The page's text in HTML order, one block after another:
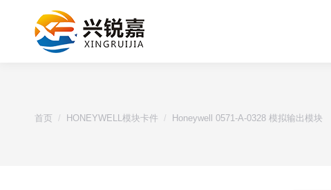
首页 HONEYWELL模块卡件 Honeywell 0571-A-0328 模拟输出模块